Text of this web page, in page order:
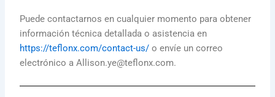
Puede contactarnos en cualquier momento para obtener
información técnica detallada o asistencia en
https://teflonx.com/contact-us/ o envíe un correo
electrónico a Allison.ye@teflonx.com.